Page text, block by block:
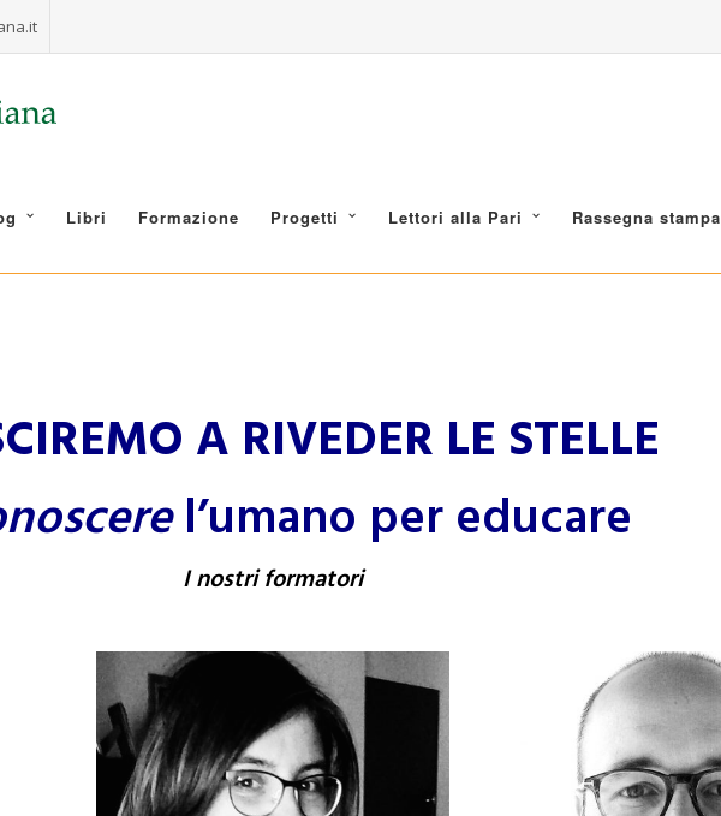
Libri Formazione Progetti Lettori alla Pari Rassegna stampa
A RIVEDER LE STELLE
l’umano per educare
I nostri formatori